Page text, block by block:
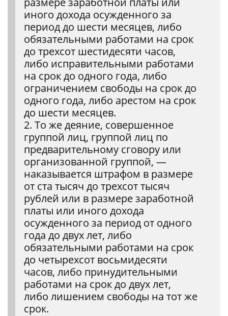
иного дохода осужденного за
период до шести месяцев, либо
обязательными работами на срок
до трехсот шестидесяти часов,
либо исправительными работами
на срок до одного года, либо
ограничением свободы на срок до
одного года, либо арестом на срок
до шести месяцев.
2. То же деяние, совершенное
группой лиц, группой лиц по
предварительному сговору или
организованной группой, —
наказывается штрафом в размере
от ста тысяч до трехсот тысяч
рублей или в размере заработной
платы или иного дохода
осужденного за период от одного
года до двух лет, либо
обязательными работами на срок
до четырехсот восьмидесяти
часов, либо принудительными
работами на срок до двух лет,
либо лишением свободы на тот же
срок.